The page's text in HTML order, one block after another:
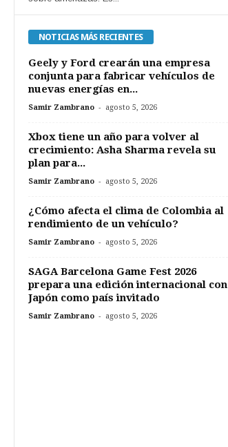
NOTICIAS MÁS RECIENTES
Geely y Ford crearán una empresa
conjunta para fabricar vehículos de
nuevas energías en...
Samir Zambrano - agosto 5, 2026
Xbox tiene un año para volver al
crecimiento: Asha Sharma revela su
plan para...
Samir Zambrano - agosto 5, 2026
¿Cómo afecta el clima de Colombia al
rendimiento de un vehículo?
Samir Zambrano - agosto 5, 2026
SAGA Barcelona Game Fest 2026
prepara una edición internacional con
Japón como país invitado
Samir Zambrano - agosto 5, 2026